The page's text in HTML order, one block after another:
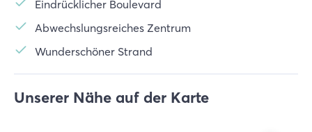
Eindrücklicher Boulevard
Abwechslungsreiches Zentrum
Wunderschöner Strand
Unserer Nähe auf der Karte